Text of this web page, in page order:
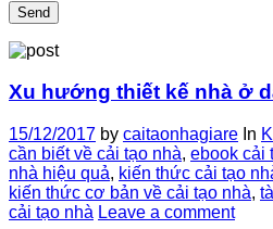
Xu hướng thiết kế nhà ở
15/12/2017 by caitaonhagiare In
cần biết về cải tạo nhà, ebook cải
nhà hiệu quả, kiến thức cải tạo
kiến thức cơ bản về cải tạo nhà,
cải tạo nhà Leave a comment